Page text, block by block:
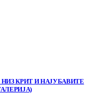
КРИТ И НАЈУБАВИТЕ